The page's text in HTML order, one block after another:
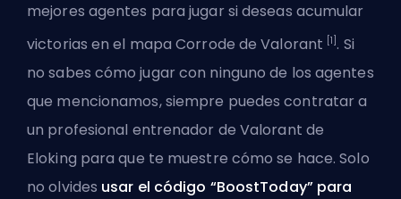
mejores agentes para jugar si deseas acumular
victorias en el mapa Corrode de Valorant [1] . Si
no sabes cómo jugar con ninguno de los agentes
que mencionamos, siempre puedes contratar a
un profesional entrenador de Valorant de
Eloking para que te muestre cómo se hace. Solo
no olvides usar el código “BoostToday” para